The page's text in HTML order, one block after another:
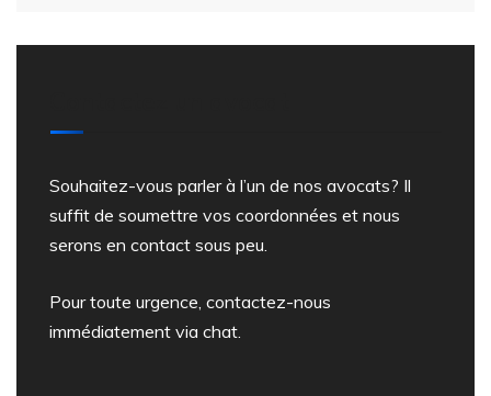
Souhaitez-vous parler à l’un de nos avocats? Il
suffit de soumettre vos coordonnées et nous
serons en contact sous peu.
Pour toute urgence, contactez-nous
immédiatement via chat.